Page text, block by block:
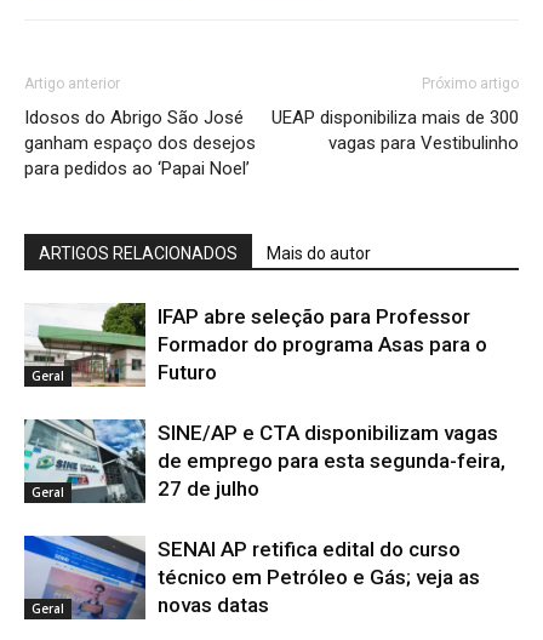
Artigo anterior
Idosos do Abrigo São José
ganham espaço dos desejos
para pedidos ao ‘Papai Noel’
Próximo artigo
UEAP disponibiliza mais de 300
vagas para Vestibulinho
ARTIGOS RELACIONADOS Mais do autor
Geral
IFAP abre seleção para Professor
Formador do programa Asas para o
Futuro
Geral
SINE/AP e CTA disponibilizam vagas
de emprego para esta segunda-feira,
27 de julho
Geral
SENAI AP retifica edital do curso
técnico em Petróleo e Gás; veja as
novas datas